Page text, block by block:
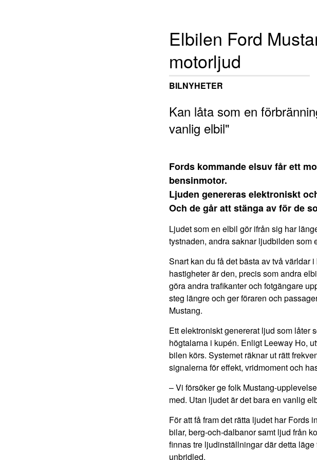
Elbilen Ford
motorljud
BILNYHETER
Kan låta som en
vanlig elbil"
Fords kommande elsuv får ett
bensinmotor.
Ljuden genereras elektroniskt
Och de går att stänga av för de
Ljudet som en elbil gör ifrån sig har
tystnaden, andra saknar ljudbilden som
Snart kan du få det bästa av två världar
hastigheter är den, precis som andra
göra andra trafikanter och fotgängare
steg längre och ger föraren och
Mustang.
Ett elektroniskt genererat ljud som låter
högtalarna i kupén. Enligt Leeway Ho,
bilen körs. Systemet räknar ut rätt
signalerna för effekt, vridmoment och
– Vi försöker ge folk Mustang-
med. Utan ljudet är det bara en vanlig
För att få fram det rätta ljudet har Fords
bilar, berg-och-dalbanor samt ljud från
finnas tre ljudinställningar där detta
unbridled.